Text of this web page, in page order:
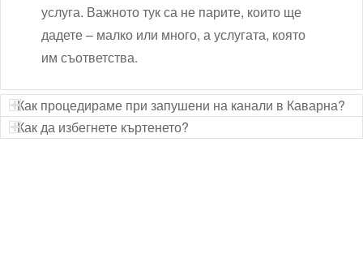
услуга. Важното тук са не парите, които ще
дадете – малко или много, а услугата, която
им съответства.
Как процедираме при запушени на канали в Каварна?
Как да избегнете къртенето?